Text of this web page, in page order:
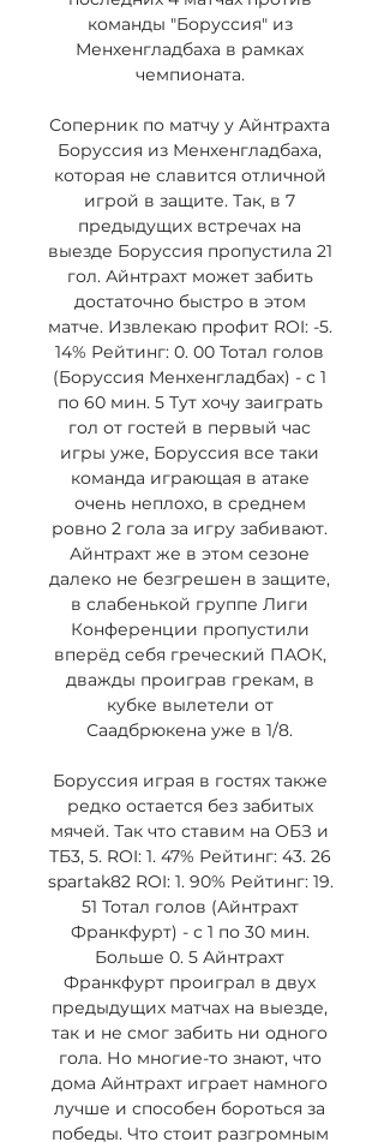
команды "Боруссия" из
Менхенгладбаха в рамках
чемпионата.
Соперник по матчу у Айнтрахта
Боруссия из Менхенгладбаха,
которая не славится отличной
игрой в защите. Так, в 7
предыдущих встречах на
выезде Боруссия пропустила 21
гол. Айнтрахт может забить
достаточно быстро в этом
матче. Извлекаю профит ROI: -5.
14% Рейтинг: 0. 00 Тотал голов
(Боруссия Менхенгладбах) - с 1
по 60 мин. 5 Тут хочу заиграть
гол от гостей в первый час
игры уже, Боруссия все таки
команда играющая в атаке
очень неплохо, в среднем
ровно 2 гола за игру забивают.
Айнтрахт же в этом сезоне
далеко не безгрешен в защите,
в слабенькой группе Лиги
Конференции пропустили
вперёд себя греческий ПАОК,
дважды проиграв грекам, в
кубке вылетели от
Саадбрюкена уже в 1/8.
Боруссия играя в гостях также
редко остается без забитых
мячей. Так что ставим на ОБЗ и
ТБ3, 5. ROI: 1. 47% Рейтинг: 43. 26
spartak82 ROI: 1. 90% Рейтинг: 19.
51 Тотал голов (Айнтрахт
Франкфурт) - с 1 по 30 мин.
Больше 0. 5 Айнтрахт
Франкфурт проиграл в двух
предыдущих матчах на выезде,
так и не смог забить ни одного
гола. Но многие-то знают, что
дома Айнтрахт играет намного
лучше и способен бороться за
победы. Что стоит разгромным